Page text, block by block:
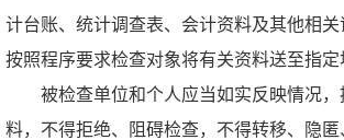
计台账、统计调查表、会计资料及其他相
按照程序要求检查对象将有关资料送至指定
被检查单位和个人应当如实反映情况
料，不得拒绝、阻碍检查，不得转移、隐